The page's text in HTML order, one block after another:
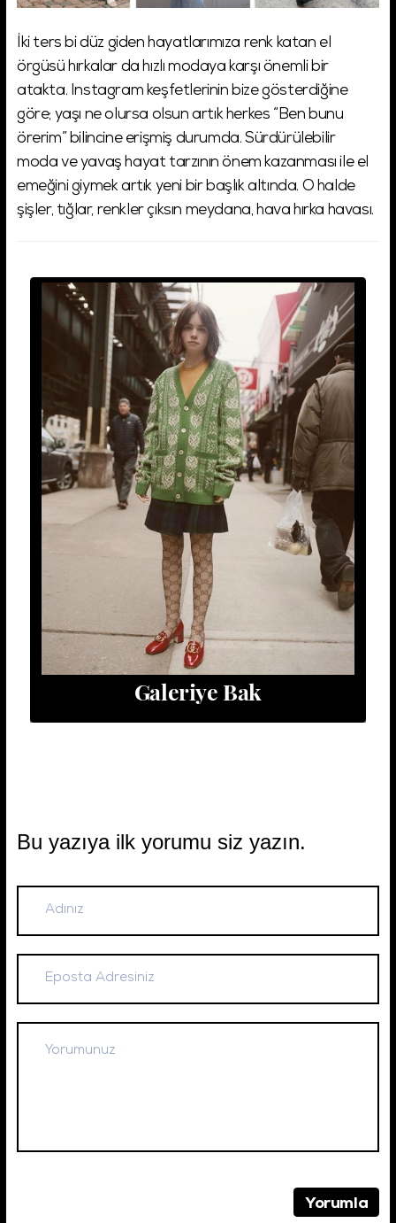
İki ters bi düz giden hayatlarımıza renk katan el
örgüsü hırkalar da hızlı modaya karşı önemli bir
atakta. Instagram keşfetlerinin bize gösterdiğine
göre; yaşı ne olursa olsun artık herkes “Ben bunu
örerim” bilincine erişmiş durumda. Sürdürülebilir
moda ve yavaş hayat tarzının önem kazanması ile el
emeğini giymek artık yeni bir başlık altında. O halde
şişler, tığlar, renkler çıksın meydana, hava hırka havası.
Galeriye Bak
Bu yazıya ilk yorumu siz yazın.